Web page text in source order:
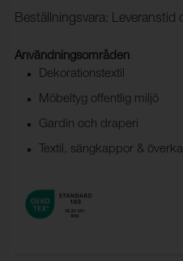
Beställningsvara: Leveranstid
Användningsområden
Dekorationstextil
Möbeltyg offentlig miljö
Gardin och draperi
Textil, sängkappor &